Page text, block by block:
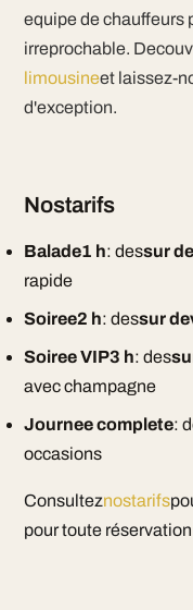
equipe de chauffeurs
irreprochable.
limousineet laissez-
d'exception.
Nostarifs
Balade1 h: dessur
rapide
Soiree2 h: dessur
Soiree VIP3 h: des
avec champagne
Journee complete:
occasions
Consulteznostarifs
pour toute